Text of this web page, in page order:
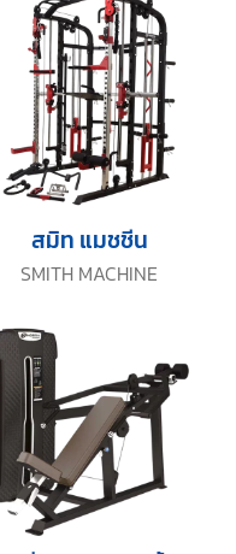
SMITH MACHINE
สมิท แมชชีน